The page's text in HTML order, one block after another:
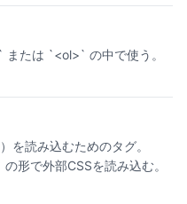
たは `<ol>` の中で使う。
を読み込むためのタグ。
形で外部CSSを読み込む。